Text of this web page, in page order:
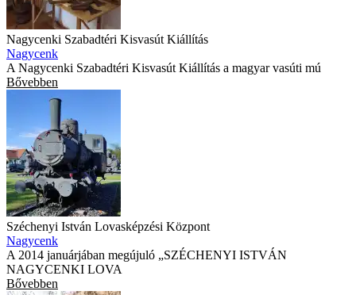
Nagycenki Szabadtéri Kisvasút Kiállítás
Nagycenk
A Nagycenki Szabadtéri Kisvasút Kiállítás a magyar vasúti mú
Bővebben
Széchenyi István Lovasképzési Központ
Nagycenk
A 2014 januárjában megújuló „SZÉCHENYI ISTVÁN
NAGYCENKI LOVA
Bővebben